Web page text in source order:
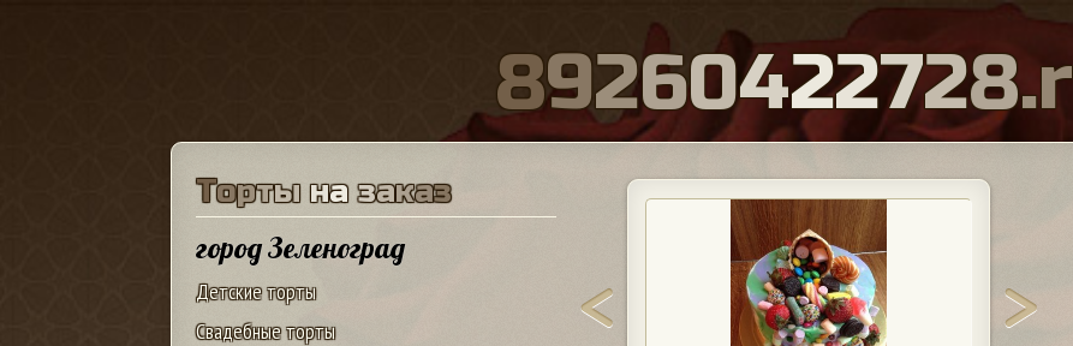
89260422728.r
Торты на заказ
город Зеленоград
Детские торты
Свадебные торты